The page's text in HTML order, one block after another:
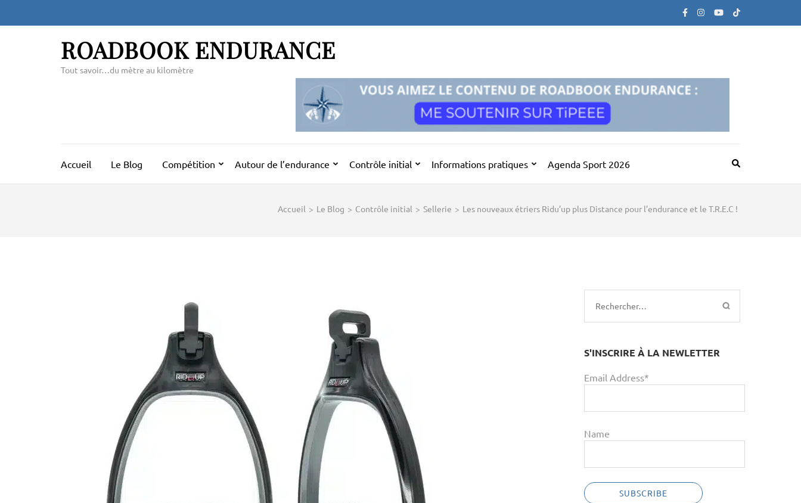
ROADBOOK ENDURANCE
Tout savoir…du mètre au kilomètre
Accueil Le Blog Compétition Autour de l’endurance Contrôle initial Informations pratiques Agenda Sport 2026
Accueil > Le Blog > Contrôle initial > Sellerie > Les nouveaux étriers Ridu’up plus Distance pour l’endurance et le T.R.E.C !
Rechercher :
S'INSCRIRE À LA NEWLETTER
Email Address*
Name